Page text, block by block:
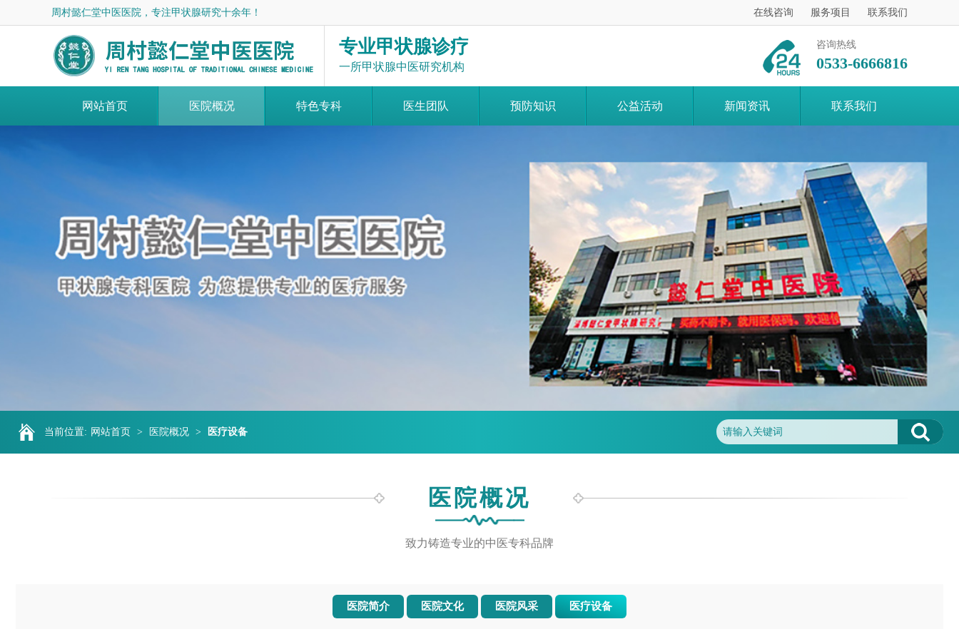
周村懿仁堂中医医院，专注甲状腺研究十余年！ 在线咨询 服务项目 联系我们
专业甲状腺诊疗
一所甲状腺中医研究机构
咨询热线
0533-6666816
网站首页 医院概况 特色专科 医生团队 预防知识 公益活动 新闻资讯 联系我们
当前位置: 网站首页 > 医院概况 > 医疗设备
医院概况
致力铸造专业的中医专科品牌
医院简介 医院文化 医院风采 医疗设备